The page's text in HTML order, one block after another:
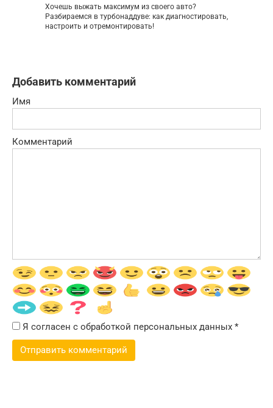
Хочешь выжать максимум из своего авто?
Разбираемся в турбонаддуве: как диагностировать,
настроить и отремонтировать!
Добавить комментарий
Имя
Комментарий
Я согласен с обработкой персональных данных *